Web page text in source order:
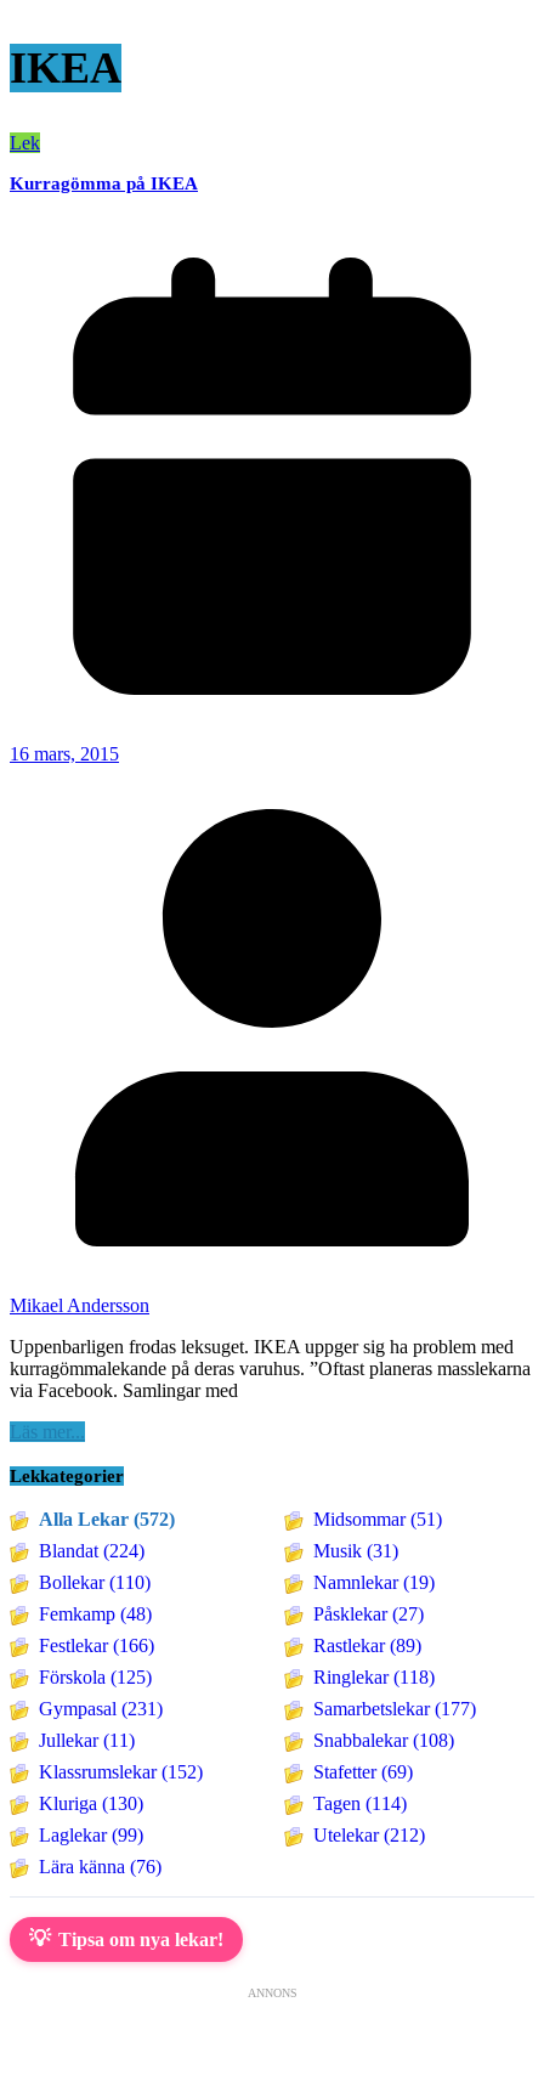
IKEA
Lek
Kurragömma på IKEA
16 mars, 2015
Mikael Andersson
Uppenbarligen frodas leksuget. IKEA uppger sig ha problem med
kurragömmalekande på deras varuhus. ”Oftast planeras masslekarna
via Facebook. Samlingar med
Läs mer...
Lekkategorier
Alla Lekar (572)
Blandat (224)
Bollekar (110)
Femkamp (48)
Festlekar (166)
Förskola (125)
Gympasal (231)
Jullekar (11)
Klassrumslekar (152)
Kluriga (130)
Laglekar (99)
Lära känna (76)
Midsommar (51)
Musik (31)
Namnlekar (19)
Påsklekar (27)
Rastlekar (89)
Ringlekar (118)
Samarbetslekar (177)
Snabbalekar (108)
Stafetter (69)
Tagen (114)
Utelekar (212)
💡 Tipsa om nya lekar!
ANNONS